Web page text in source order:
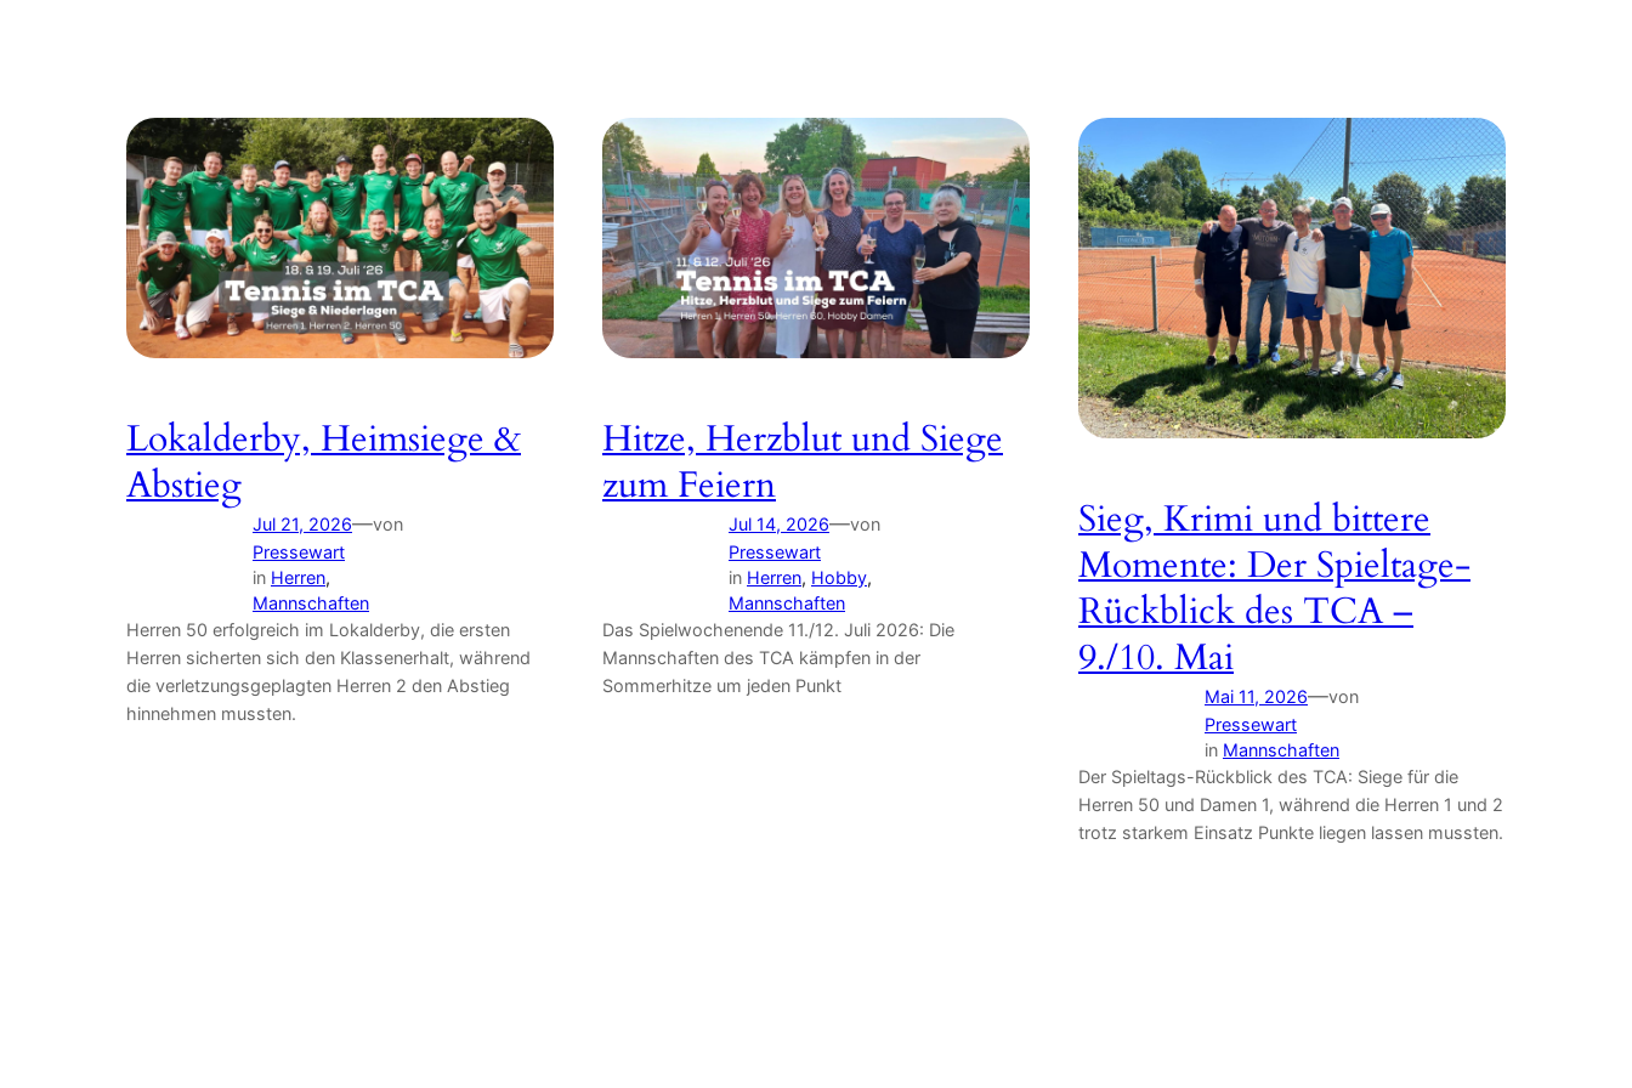
Lokalderby, Heimsiege &
Abstieg
Jul 21, 2026—von
Pressewart
in Herren
Mannschaften
Herren 50 erfolgreich im Lokalderby, die ersten
Herren sicherten sich den Klassenerhalt, während
die verletzungsgeplagten Herren 2 den Abstieg
hinnehmen mussten.
Hitze, Herzblut und Siege
zum Feiern
Jul 14, 2026—von
Pressewart
in Herren, Hobby
Mannschaften
Das Spielwochenende 11./12. Juli 2026: Die
Mannschaften des TCA kämpfen in der
Sommerhitze um jeden Punkt
Sieg, Krimi und bittere
Momente: Der Spieltage-
Rückblick des TCA –
9./10. Mai
Mai 11, 2026—von
Pressewart
in Mannschaften
Der Spieltags-Rückblick des TCA: Siege für die
Herren 50 und Damen 1, während die Herren 1 und 2
trotz starkem Einsatz Punkte liegen lassen mussten.